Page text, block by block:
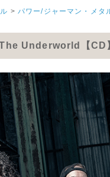
> パワー/ジャーマン・メタ
Underworld【CD